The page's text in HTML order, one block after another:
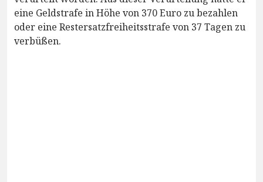
eine Geldstrafe in Höhe von 370 Euro zu bezahlen
oder eine Restersatzfreiheitsstrafe von 37 Tagen zu
verbüßen.